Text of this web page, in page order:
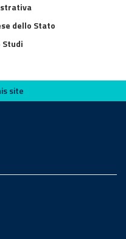
dello Stato
site